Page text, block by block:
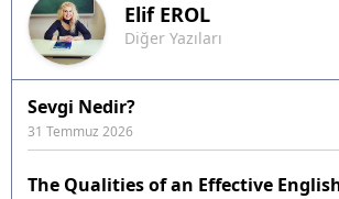
Elif EROL
Diğer Yazıları
Sevgi Nedir?
31 Temmuz 2026
The Qualities of an Effective